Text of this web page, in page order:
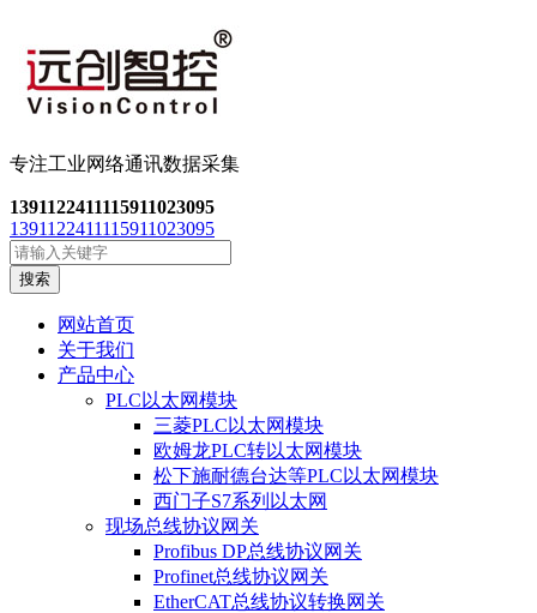
专注工业网络通讯数据采集
1391122411115911023095
1391122411115911023095
搜索
网站首页
关于我们
产品中心
PLC以太网模块
三菱PLC以太网模块
欧姆龙PLC转以太网模块
松下施耐德台达等PLC以太网模块
西门子S7系列以太网
现场总线协议网关
Profibus DP总线协议网关
Profinet总线协议网关
EtherCAT总线协议转换网关